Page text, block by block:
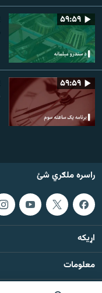
۵۹:۵۹
۵۹:۵۹
راسره ملګري شئ
اړيکه
معلومات